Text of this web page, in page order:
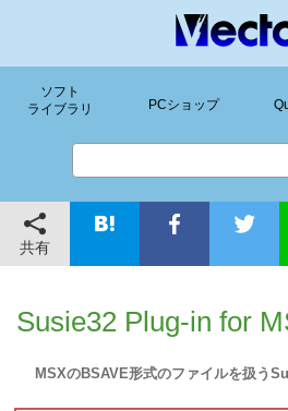
ソフト
ライブラリ
PCショップ
共有
Susie32 Plug-in for
MSXのBSAVE形式のファイルを扱う